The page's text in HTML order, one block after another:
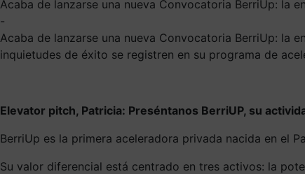
Acaba de lanzarse una nueva Convocatoria BerriUp: la
-
Acaba de lanzarse una nueva Convocatoria BerriUp: la
inquietudes de éxito se registren en su programa de
Elevator pitch, Patricia: Preséntanos BerriUP, su
BerriUp es la primera aceleradora privada nacida en el
Su valor diferencial está centrado en tres activos: la